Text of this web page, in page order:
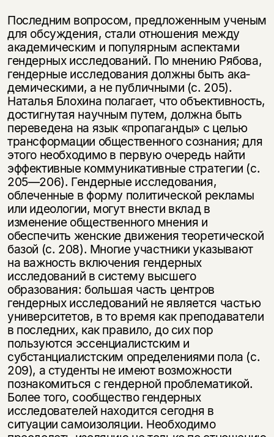
Последним вопросом, предложенным ученым
для обсуждения, стали от­ношения между
академическим и популярным аспектами
гендерных иссле­дований. По мнению Рябова,
гендерные исследования должны быть ака­
демическими, а не публичными (с. 205).
Наталья Блохина полагает, что объективность,
достигнутая научным путем, должна быть
переведена на язык «пропаганды» с целью
трансформации общественного сознания; для
этого необходимо в первую очередь найти
эффективные коммуникативные стра­тегии (с.
205—206). Гендерные исследования,
облеченные в форму полити­ческой рекламы
или идеологии, могут внести вклад в
изменение обществен­ного мнения и
обеспечить женские движения теоретической
базой (с. 208). Многие участники указывают
на важность включения гендерных
исследова­ний в систему высшего
образования: большая часть центров
гендерных ис­следований не является частью
университетов, в то время как преподаватели
в последних, как правило, до сих пор
пользуются эссенциалистским и
субстанциалистским определениями пола (с.
209), а студенты не имеют возмож­ности
познакомиться с гендерной проблематикой.
Более того, сообщество гендерных
исследователей находится сегодня в
ситуации самоизоляции. Не­обходимо